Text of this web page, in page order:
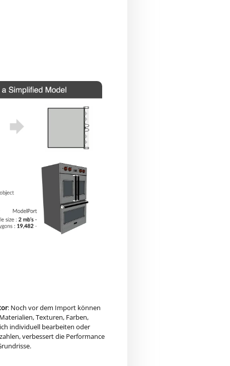
: Noch vor dem Import können
Texturen, Farben,
individuell bearbeiten oder
verbessert die Performance